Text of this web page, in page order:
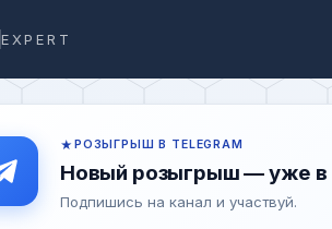
EXPERT
РОЗЫГРЫШ В TELEGRAM
Новый розыгрыш — уже в
Подпишись на канал и участвуй.